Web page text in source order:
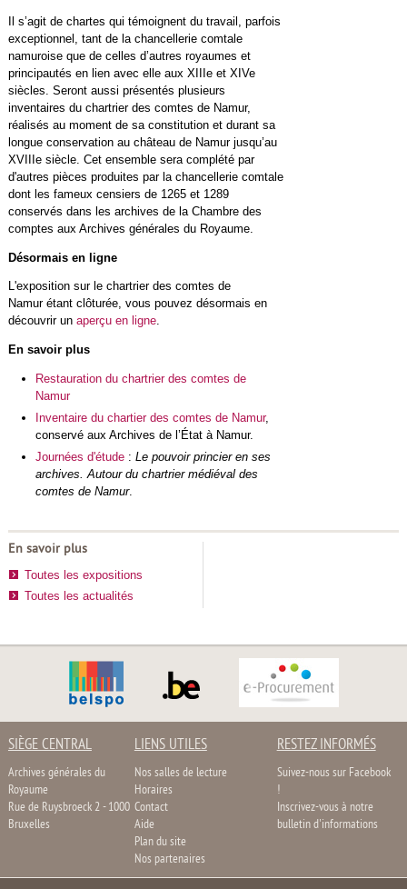
Il s’agit de chartes qui témoignent du travail, parfois
exceptionnel, tant de la chancellerie comtale
namuroise que de celles d’autres royaumes et
principautés en lien avec elle aux XIIIe et XIVe
siècles. Seront aussi présentés plusieurs
inventaires du chartrier des comtes de Namur,
réalisés au moment de sa constitution et durant sa
longue conservation au château de Namur jusqu’au
XVIIIe siècle. Cet ensemble sera complété par
d'autres pièces produites par la chancellerie comtale
dont les fameux censiers de 1265 et 1289
conservés dans les archives de la Chambre des
comptes aux Archives générales du Royaume.
Désormais en ligne
L'exposition sur le chartrier des comtes de
Namur étant clôturée, vous pouvez désormais en
découvrir un aperçu en ligne.
En savoir plus
Restauration du chartrier des comtes de
Namur
Inventaire du chartier des comtes de Namur,
conservé aux Archives de l’État à Namur.
Journées d'étude: Le pouvoir princier en ses
archives. Autour du chartrier médiéval des
comtes de Namur.
En savoir plus
Toutes les expositions
Toutes les actualités
SIÈGE CENTRAL
Archives générales du
Royaume
Rue de Ruysbroeck 2 - 1000
Bruxelles
LIENS UTILES
Nos salles de lecture
Horaires
Contact
Aide
Plan du site
Nos partenaires
RESTEZ INFORMÉS
Suivez-nous sur Facebook
!
Inscrivez-vous à notre
bulletin d'informations